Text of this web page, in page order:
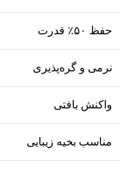
حفظ ۵۰٪ قدرت
نرمی و گره‌پذیری
واکنش بافتی
مناسب بخیه زیبایی